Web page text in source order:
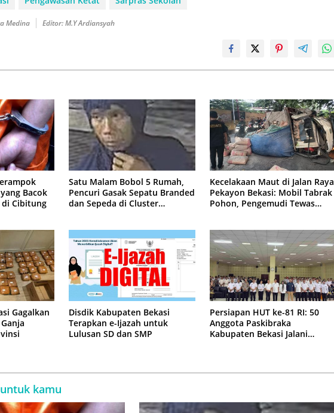
Medina Editor: M.Y Ardiansyah
Bacok
di Cibitung
Satu Malam Bobol 5 Rumah,
Pencuri Gasak Sepatu Branded
dan Sepeda di Cluster
Kecelakaan Maut di Jalan Raya
Pekayon Bekasi: Mobil Tabrak
Pohon, Pengemudi Tewas
Gagalkan
Disdik Kabupaten Bekasi
Terapkan e-Ijazah untuk
Lulusan SD dan SMP
Persiapan HUT ke-81 RI: 50
Anggota Paskibraka
Kabupaten Bekasi Jalani
kamu